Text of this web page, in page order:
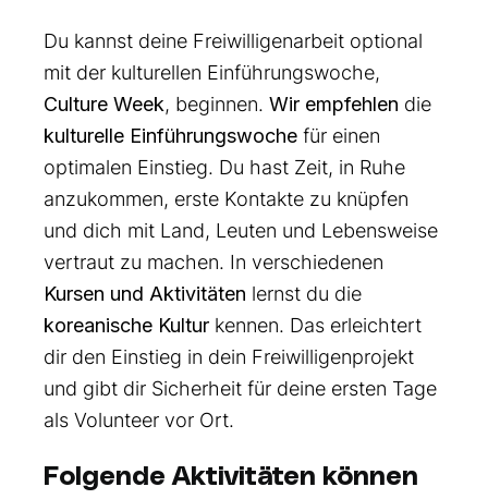
Du kannst deine Freiwilligenarbeit optional
mit der kulturellen Einführungswoche,
Culture Week, beginnen. Wir empfehlen die
kulturelle Einführungswoche für einen
optimalen Einstieg. Du hast Zeit, in Ruhe
anzukommen, erste Kontakte zu knüpfen
und dich mit Land, Leuten und Lebensweise
vertraut zu machen. In verschiedenen
Kursen und Aktivitäten lernst du die
koreanische Kultur kennen. Das erleichtert
dir den Einstieg in dein Freiwilligenprojekt
und gibt dir Sicherheit für deine ersten Tage
als Volunteer vor Ort.
Folgende Aktivitäten können